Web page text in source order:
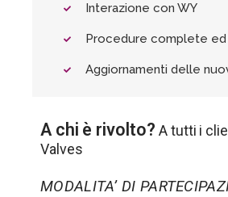
Interazione con WY
Procedure complete ed
Aggiornamenti delle
A chi è rivolto?A tutti i
Valves
MODALITA’ DI